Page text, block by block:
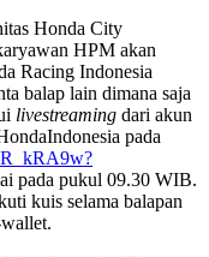
Honda City
HPM akan
Racing Indonesia
balap lain dimana saja
livestreaming dari akun
pada
pada pukul 09.30 WIB.
kuis selama balapan